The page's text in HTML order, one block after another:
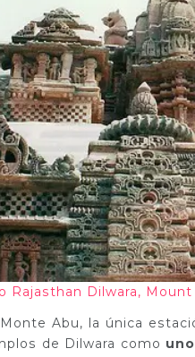
Rajasthan Dilwara,
Abu, la única
de Dilwara como